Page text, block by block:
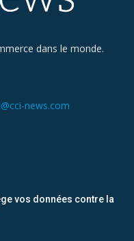
dans le monde.
news.com
vos données contre la